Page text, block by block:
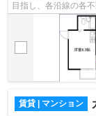
目指し、各沿線の各
様へ提供しておりま
賃貸 | マンション